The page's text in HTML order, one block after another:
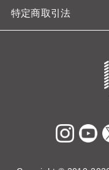
特定商取引法